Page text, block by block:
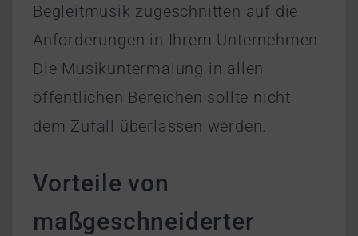
Begleitmusik zugeschnitten auf die
Anforderungen in Ihrem Unternehmen.
Die Musikuntermalung in allen
öffentlichen Bereichen sollte nicht
dem Zufall überlassen werden.
Vorteile von
maßgeschneiderter